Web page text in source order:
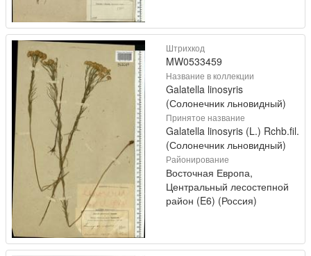
Штрихкод
MW0533459
Название в коллекции
Galatella linosyris
(Солонечник льновидный)
Принятое название
Galatella linosyris (L.) Rchb.fil.
(Солонечник льновидный)
Районирование
Восточная Европа,
Центральный лесостепной
район (E6) (Россия)